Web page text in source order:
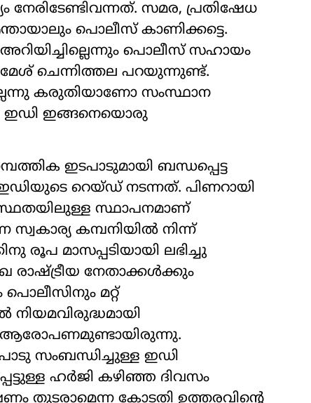
സമര, പ്രതിഷേധ
പൊലീസ് കാണിക്കട്ടെ.
പൊലീസ് സഹായം
രമേശ് ചെന്നിത്തല പറയുന്നുണ്ട്.
കരുതിയാണോ സംസ്ഥാന
ഇഡി ഇങ്ങനെയൊരു
ഇടപാടുമായി ബന്ധപ്പെട്ട
റെയ്ഡ് നടന്നത്. പിണറായി
സ്ഥാപനമാണ്
കമ്പനിയിൽ നിന്ന്
രൂപ മാസപ്പടിയായി ലഭിച്ചു
നേതാക്കൾക്കും
മറ്റ്
ആരോപണമുണ്ടായിരുന്നു.
സംബന്ധിച്ചുള്ള ഇഡി
ഹർജി കഴിഞ്ഞ ദിവസം
തുടരാമെന്ന കോടതി ഉത്തരവിന്‍റെ